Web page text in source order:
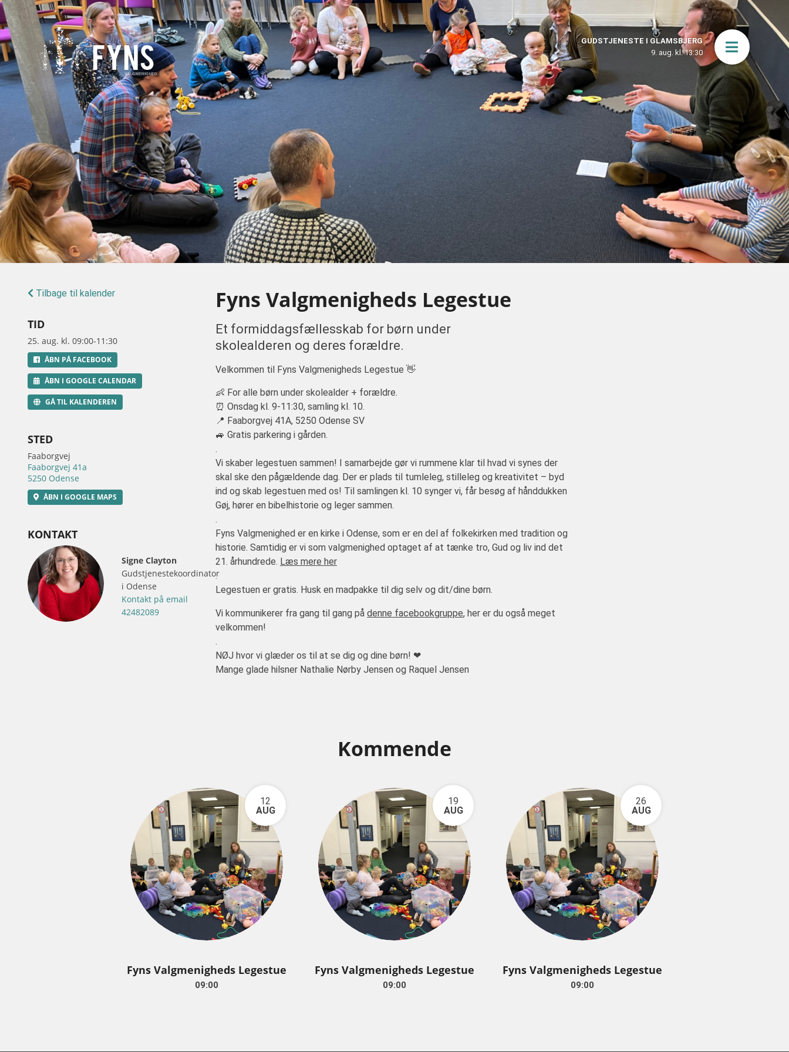
GUDSTJENESTE I GLAMSBJERG
9. aug. kl. 13:30
Åbn
Tilbage til kalender
TID
25. aug. kl. 09:00-11:30
ÅBN PÅ FACEBOOK
ÅBN I GOOGLE CALENDAR
GÅ TIL KALENDEREN
STED
Faaborgvej
Faaborgvej 41a
5250 Odense
ÅBN I GOOGLE MAPS
KONTAKT
Signe Clayton
Gudstjenestekoordinator
i Odense
Kontakt på email
42482089
Fyns Valgmenigheds Legestue
Et formiddagsfællesskab for børn under
skolealderen og deres forældre.
Velkommen til Fyns Valgmenigheds Legestue 👋
👶 For alle børn under skolealder + forældre.
⏰ Onsdag kl. 9-11:30, samling kl. 10.
📍 Faaborgvej 41A, 5250 Odense SV
🚙 Gratis parkering i gården.
.
Vi skaber legestuen sammen! I samarbejde gør vi rummene klar til hvad vi synes der
skal ske den pågældende dag. Der er plads til tumleleg, stilleleg og kreativitet – byd
ind og skab legestuen med os! Til samlingen kl. 10 synger vi, får besøg af hånddukken
Gøj, hører en bibelhistorie og leger sammen.
.
Fyns Valgmenighed er en kirke i Odense, som er en del af folkekirken med tradition og
historie. Samtidig er vi som valgmenighed optaget af at tænke tro, Gud og liv ind det
21. århundrede. Læs mere her
.
Legestuen er gratis. Husk en madpakke til dig selv og dit/dine børn.
Vi kommunikerer fra gang til gang på denne facebookgruppe, her er du også meget
velkommen!
.
NØJ hvor vi glæder os til at se dig og dine børn! ❤
Mange glade hilsner Nathalie Nørby Jensen og Raquel Jensen
Kommende
12
AUG
Fyns Valgmenigheds Legestue
09:00
19
AUG
Fyns Valgmenigheds Legestue
09:00
26
AUG
Fyns Valgmenigheds Legestue
09:00